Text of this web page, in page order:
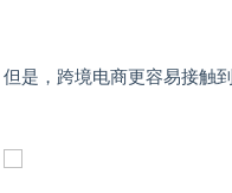
但是，跨境电商更容易接触